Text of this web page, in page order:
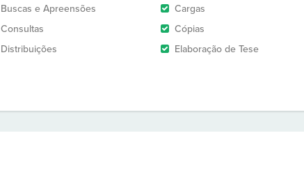
Buscas e Apreensões
Cargas
Consultas
Cópias
Distribuições
Elaboração de Tese